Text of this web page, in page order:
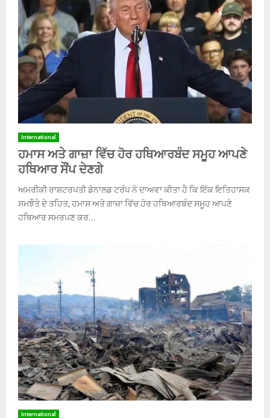
International
ਹਮਾਸ ਅਤੇ ਗਾਜ਼ਾ ਵਿੱਚ ਹੋਰ ਹਥਿਆਰਬੰਦ ਸਮੂਹ ਆਪਣੇ
ਹਥਿਆਰ ਸੌਂਪ ਦੇਣਗੇ
ਅਮਰੀਕੀ ਰਾਸ਼ਟਰਪਤੀ ਡੋਨਾਲਡ ਟਰੰਪ ਨੇ ਦਾਅਵਾ ਕੀਤਾ ਹੈ ਕਿ ਇੱਕ ਇਤਿਹਾਸਕ
ਸਮਝੌਤੇ ਦੇ ਤਹਿਤ, ਹਮਾਸ ਅਤੇ ਗਾਜ਼ਾ ਵਿੱਚ ਹੋਰ ਹਥਿਆਰਬੰਦ ਸਮੂਹ ਆਪਣੇ
ਹਥਿਆਰ ਸਮਰਪਣ ਕਰ...
International